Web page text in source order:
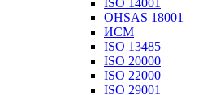
ISO 14001
OHSAS 18001
ИСМ
ISO 13485
ISO 20000
ISO 22000
ISO 29001